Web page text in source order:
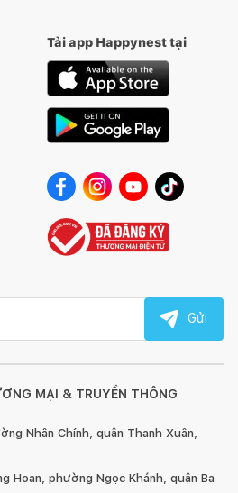
có thiết kế khay rời an toàn,
kế 2 tầng có thể tháo rời – dễ
bị khác. 3 phụ kiện đi kèm – thay
xào, khay lẩu, vỉ hấp.
MẠI & TRUYỀN THÔNG
Nhân Chính, quận Thanh Xuân,
Hoan, phường Ngọc Khánh, quận Ba
Tải app Happynest tại
Gửi